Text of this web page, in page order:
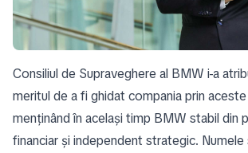
Consiliul de Supraveghere al BMW i-a
meritul de a fi ghidat compania prin
menținând în același timp BMW stabil din
financiar și independent strategic. Numele